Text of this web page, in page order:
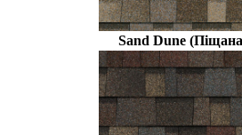
Sand Dune